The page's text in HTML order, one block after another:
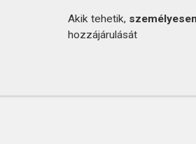
Akik tehetik,
hozzájárulását